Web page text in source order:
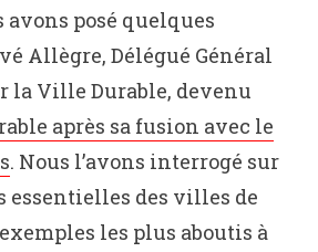
avons posé quelques
Allègre, Délégué Général
la Ville Durable, devenu
après sa fusion avec le
. Nous l’avons interrogé sur
essentielles des villes de
les plus aboutis à